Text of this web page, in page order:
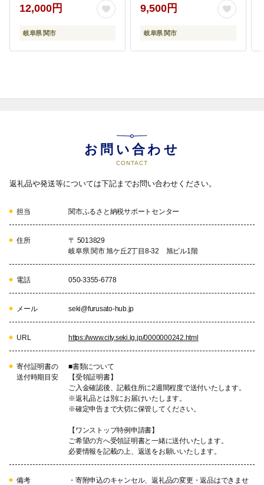
度 長持ち 個包装 芯あり
ミシン目なし エンボス
なし
12,000円
岐阜県 関市
個包装 エンボス加工
9,500円
岐阜県 関市
お問い合わせ
CONTACT
返礼品や発送等については下記までお問い合わせください。
担当 関市ふるさと納税サポートセンター
住所
〒 5013829
岐阜県 関市 旭ケ丘2丁目8-32 旭ビル1階
電話 050-3355-6778
メール seki@furusato-hub.jp
URL https://www.city.seki.lg.jp/0000000242.html
寄付証明書の
送付時期目安
■書類について
【受領証明書】
ご入金確認後、記載住所に2週間程度で送付いたします。
※返礼品とは別にお届けいたします。
※確定申告まで大切に保管してください。
【ワンストップ特例申請書】
ご希望の方へ受領証明書と一緒に送付いたします。
必要情報を記載の上、返送をお願いいたします。
備考
・寄附申込のキャンセル、返礼品の変更・返品はできませ